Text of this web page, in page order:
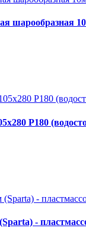
шарообразная
Р180
-